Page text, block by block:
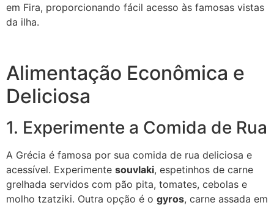
em Fira, proporcionando fácil acesso às famosas vistas
da ilha.
Alimentação Econômica e
Deliciosa
1. Experimente a Comida de Rua
A Grécia é famosa por sua comida de rua deliciosa e
acessível. Experimente souvlaki, espetinhos de carne
grelhada servidos com pão pita, tomates, cebolas e
molho tzatziki. Outra opção é o gyros, carne assada em